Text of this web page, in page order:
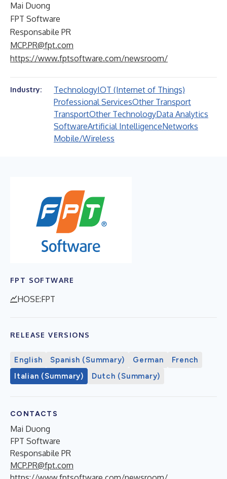
Mai Duong
FPT Software
Responsabile PR
MCP.PR@fpt.com
https://www.fptsoftware.com/newsroom/
Industry: TechnologyIOT (Internet of Things)
Professional ServicesOther Transport
TransportOther TechnologyData Analytics
SoftwareArtificial IntelligenceNetworks
Mobile/Wireless
FPT SOFTWARE
HOSE:FPT
RELEASE VERSIONS
English Spanish (Summary) German
French
Italian (Summary)
Dutch (Summary)
CONTACTS
Mai Duong
FPT Software
Responsabile PR
MCP.PR@fpt.com